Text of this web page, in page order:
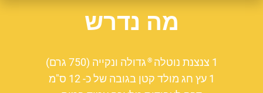
מה נדרש
1 צנצנת נוטלה ®גדולה ונקייה (750 גרם)
1 עץ חג מולד קטן בגובה של כ- 12 ס"מ